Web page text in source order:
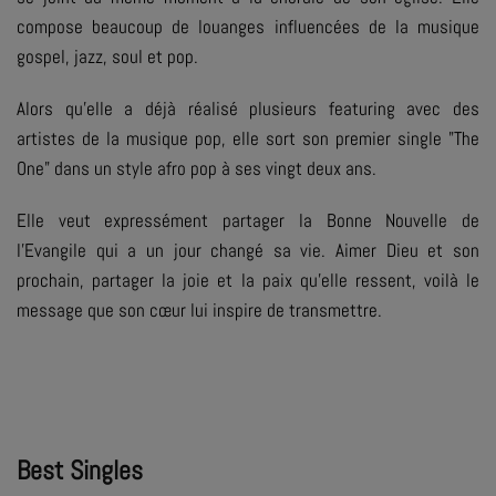
compose beaucoup de louanges influencées de la musique
gospel, jazz, soul et pop.
Alors qu'elle a déjà réalisé plusieurs featuring avec des
artistes de la musique pop, elle sort son premier single "The
One" dans un style afro pop à ses vingt deux ans.
Elle veut expressément partager la Bonne Nouvelle de
l'Evangile qui a un jour changé sa vie. Aimer Dieu et son
prochain, partager la joie et la paix qu'elle ressent, voilà le
message que son cœur lui inspire de transmettre.
Best Singles